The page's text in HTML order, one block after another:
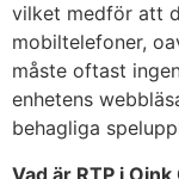
vilket medför att
mobiltelefoner,
måste oftast
enhetens
behagliga
Vad är RTP i